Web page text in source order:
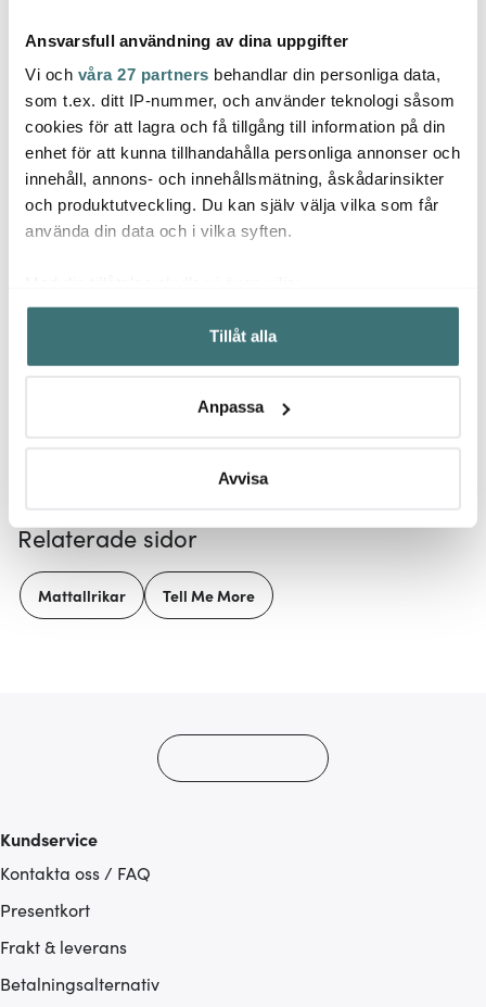
Ansvarsfull användning av dina uppgifter
Vi och våra 27 partners behandlar din personliga data,
som t.ex. ditt IP-nummer, och använder teknologi såsom
cookies för att lagra och få tillgång till information på din
enhet för att kunna tillhandahålla personliga annonser och
innehåll, annons- och innehållsmätning, åskådarinsikter
och produktutveckling. Du kan själv välja vilka som får
använda din data och i vilka syften.
Samla in information om din geografiska plats som
kan ha en noggrannhet på upp till flera meter
Identifiera din enhet genom att aktivt skanna den för
Ta reda på mer om hur dina personliga uppgifter
Du kan ändra eller dra tillbaka ditt samtycke när som
Vi använder cookies för att innehållet och annonserna
ska anpassas efter det som vi tror att du tycker om. Det
gör också att vi kan analysera vår trafik och göra
Tillåt alla
Anpassa
Avvisa
Tell Me More
Galette Dricksglas 30 cl
Clear
129 kr
Tell Me More
Bordstablett Linne
35x50 cm Taupe
259 kr
Aida
Raw
Låt dig inspireras av våra kunder
Relaterade sidor
Mattallrikar Tell Me More
Kundservice
Kontakta oss / FAQ
Presentkort
Frakt & leverans
Betalningsalternativ